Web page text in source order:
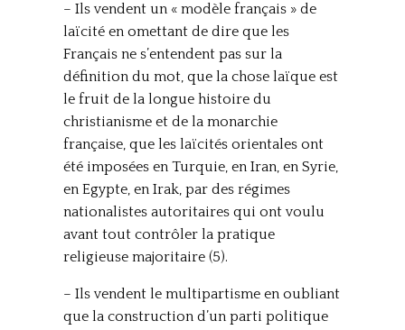
– Ils vendent un « modèle français » de
laïcité en omettant de dire que les
Français ne s’entendent pas sur la
définition du mot, que la chose laïque est
le fruit de la longue histoire du
christianisme et de la monarchie
française, que les laïcités orientales ont
été imposées en Turquie, en Iran, en Syrie,
en Egypte, en Irak, par des régimes
nationalistes autoritaires qui ont voulu
avant tout contrôler la pratique
religieuse majoritaire (5).
– Ils vendent le multipartisme en oubliant
que la construction d’un parti politique